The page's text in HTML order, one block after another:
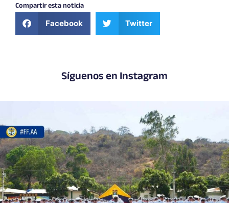
Compartir esta noticia
Facebook Twitter
Síguenos en Instagram